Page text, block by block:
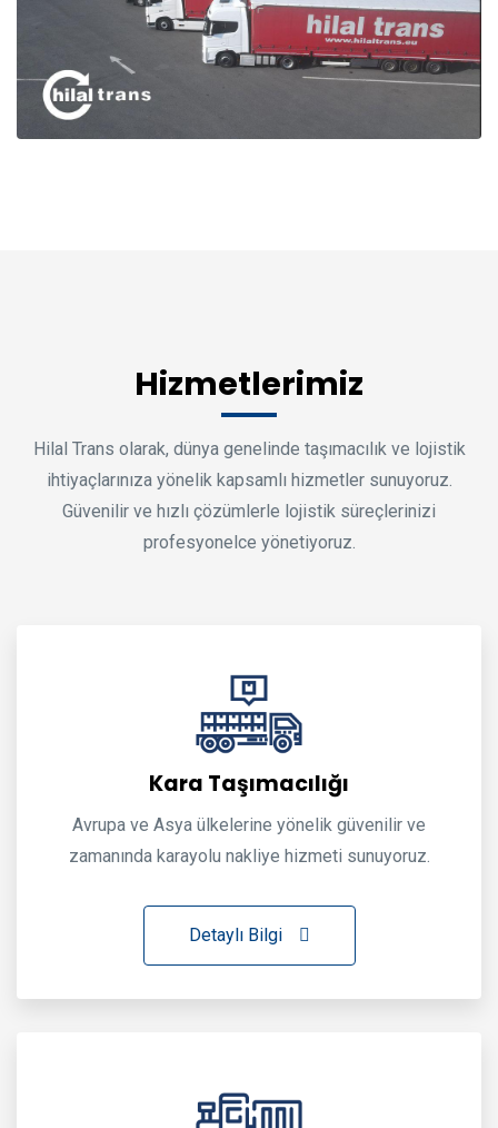
Hizmetlerimiz
Hilal Trans olarak, dünya genelinde taşımacılık ve lojistik
ihtiyaçlarınıza yönelik kapsamlı hizmetler sunuyoruz.
Güvenilir ve hızlı çözümlerle lojistik süreçlerinizi
profesyonelce yönetiyoruz.
Kara Taşımacılığı
Avrupa ve Asya ülkelerine yönelik güvenilir ve
zamanında karayolu nakliye hizmeti sunuyoruz.
Detaylı Bilgi